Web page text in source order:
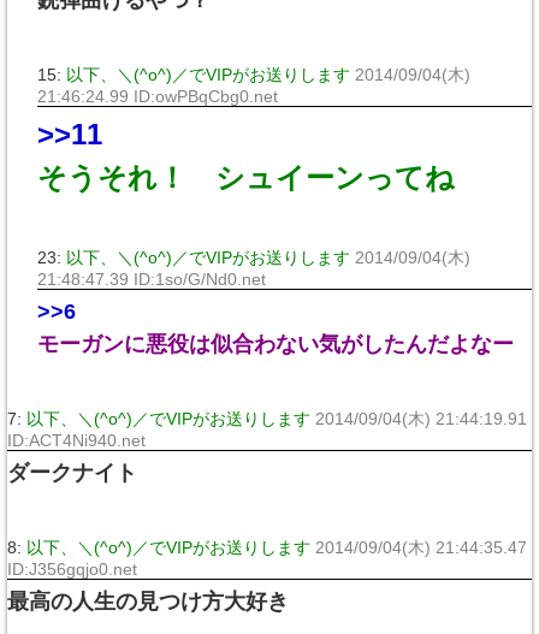
15: 以下、＼(^o^)／でVIPがお送りします 2014/09/04(木)
21:46:24.99 ID:owPBqCbg0.net
>>11
そうそれ！ シュイーンってね
23: 以下、＼(^o^)／でVIPがお送りします 2014/09/04(木)
21:48:47.39 ID:1so/G/Nd0.net
>>6
モーガンに悪役は似合わない気がしたんだよなー
7: 以下、＼(^o^)／でVIPがお送りします 2014/09/04(木) 21:44:19.91
ID:ACT4Ni940.net
ダークナイト
8: 以下、＼(^o^)／でVIPがお送りします 2014/09/04(木) 21:44:35.47
ID:J356gqjo0.net
最高の人生の見つけ方大好き